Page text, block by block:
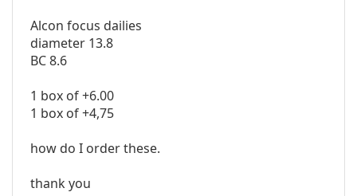
Alcon focus dailies
diameter 13.8
BC 8.6
1 box of +6.00
1 box of +4,75
how do I order these.
thank you